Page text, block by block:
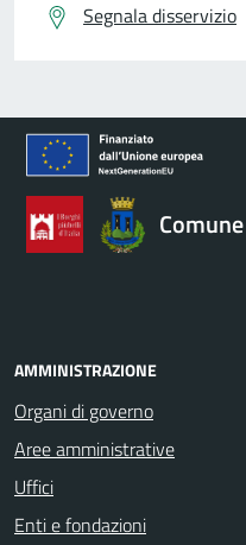
Segnala disservizio
AMMINISTRAZIONE
Organi di governo
Aree amministrative
Uffici
Enti e fondazioni